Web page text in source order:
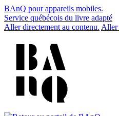
BAnQ pour appareils mobiles.
Service québécois du livre adapté
Aller directement au contenu. Aller